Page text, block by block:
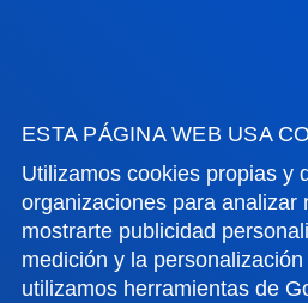
ESTA PÁGINA WEB USA
Utilizamos cookies propias y
organizaciones para analizar
mostrarte publicidad
medición y la
utilizamos herramientas de
Contacto
Sede Vitoria
Conoce la sede
+34 945 010 114
Contacto